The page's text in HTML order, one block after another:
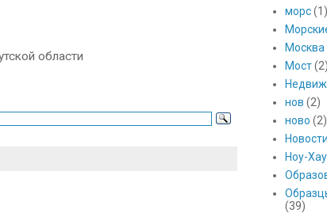
области
морс (1)
Москва
Мост
нов (2)
ново (2)
Ноу-Хау
(39)